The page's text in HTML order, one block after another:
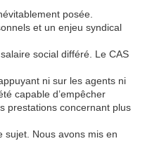
posée.
et un enjeu syndical
social différé. Le CAS
ni sur les agents ni
capable d’empêcher
prestations concernant plus
sujet. Nous avons mis en